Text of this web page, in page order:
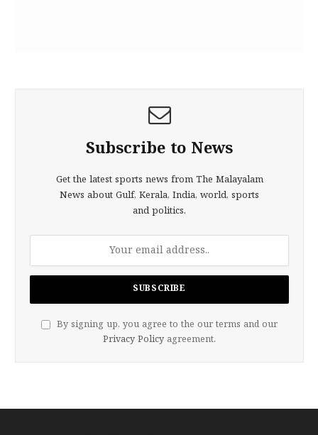
Subscribe to News
Get the latest sports news from The Malayalam
News about Gulf, Kerala, India, world, sports
and politics.
By signing up, you agree to the our terms and our
Privacy Policy agreement.